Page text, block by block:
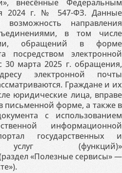
внесённые Федеральным
2024 г. № 547-ФЗ. Данные
направления
в том числе
обращений в форме
посредством электронной
марта 2025 г. обращения,
электронной почты
Граждане и их
юридические лица, вправе
письменной форме, а также в
с использованием
информационной
государственных и
услуг (функций)»
«Полезные сервисы» —